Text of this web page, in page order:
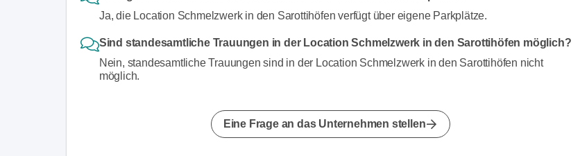
Ja, die Location Schmelzwerk in den Sarottihöfen verfügt über eigene Parkplätze.
Sind standesamtliche Trauungen in der Location Schmelzwerk in den Sarottihöfen möglich?
Nein, standesamtliche Trauungen sind in der Location Schmelzwerk in den Sarottihöfen nicht
möglich.
Eine Frage an das Unternehmen stellen